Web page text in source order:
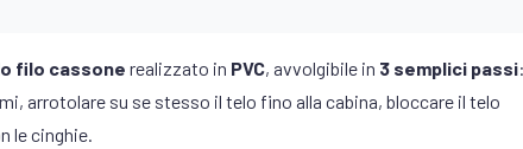
filo cassone realizzato in PVC, avvolgibile in 3 semplici passi:
arrotolare su se stesso il telo fino alla cabina, bloccare il telo
le cinghie.